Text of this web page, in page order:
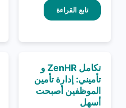
تابع القراءة
تكامل ZenHR و
تأميني: إدارة تأمين
الموظفين أصبحت
أسهل